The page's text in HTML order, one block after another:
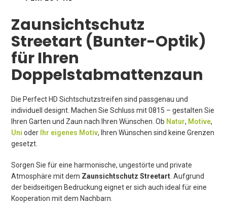
Zaunsichtschutz
Streetart (Bunter-Optik)
für Ihren
Doppelstabmattenzaun
Die Perfect HD Sichtschutzstreifen sind passgenau und
individuell designt. Machen Sie Schluss mit 0815 – gestalten Sie
Ihren Garten und Zaun nach Ihren Wünschen. Ob Natur, Motive,
Uni oder Ihr eigenes Motiv, Ihren Wünschen sind keine Grenzen
gesetzt.
Sorgen Sie für eine harmonische, ungestörte und private
Atmosphäre mit dem Zaunsichtschutz Streetart . Aufgrund
der beidseitigen Bedruckung eignet er sich auch ideal für eine
Kooperation mit dem Nachbarn.